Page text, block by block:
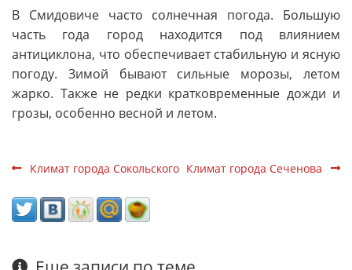
В Смидовиче часто солнечная погода. Большую
часть года город находится под влиянием
антициклона, что обеспечивает стабильную и ясную
погоду. Зимой бывают сильные морозы, летом
жарко. Также не редки кратковременные дожди и
грозы, особенно весной и летом.
Климат города Сокольского Климат города Сеченова